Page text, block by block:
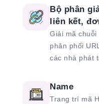
Bộ phân
liên kết,
Giải mã
phân phối
các nhà phát
Name
Trang trí mã